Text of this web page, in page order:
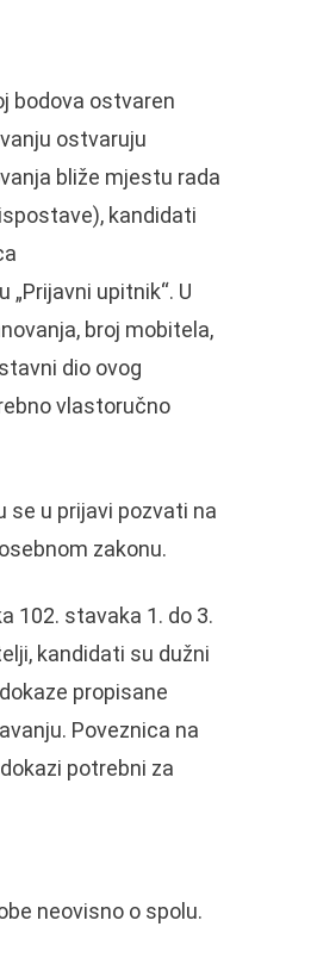
bodova ostvaren
ostvaruju
bliže mjestu rada
kandidati
upitnik“. U
broj mobitela,
dio ovog
vlastoručno
se u prijavi pozvati na
zakonu.
102. stavaka 1. do 3.
kandidati su dužni
propisane
Poveznica na
potrebni za
neovisno o spolu.